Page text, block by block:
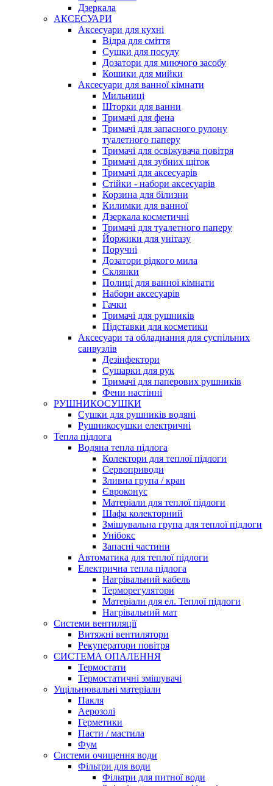
Дзеркала
АКСЕСУАРИ
Аксесуари для кухні
Відра для сміття
Сушки для посуду
Дозатори для миючого засобу
Кошики для мийки
Аксесуари для ванної кімнати
Мильниці
Шторки для ванни
Тримачі для фена
Тримачі для запасного рулону
туалетного паперу
Тримачі для освіжувача повітря
Тримачі для зубних щіток
Тримачі для аксесуарів
Стійки - набори аксесуарів
Корзина для білизни
Килимки для ванної
Дзеркала косметичні
Тримачі для туалетного паперу
Йоржики для унітазу
Поручні
Дозатори рідкого мила
Склянки
Полиці для ванної кімнати
Набори аксесуарів
Гачки
Тримачі для рушників
Підставки для косметики
Аксесуари та обладнання для суспільних
санвузлів
Дезінфектори
Сушарки для рук
Тримачі для паперових рушників
Фени настінні
РУШНИКОСУШКИ
Сушки для рушників водяні
Рушникосушки електричні
Тепла підлога
Водяна тепла підлога
Колектори для теплої підлоги
Сервоприводи
Зливна група / кран
Євроконус
Матеріали для теплої підлоги
Шафа колекторний
Змішувальна група для теплої підлоги
Унібокс
Запасні частини
Автоматика для теплої підлоги
Електрична тепла підлога
Нагрівальний кабель
Терморегулятори
Матеріали для ел. Теплої підлоги
Нагрівальний мат
Системи вентиляції
Витяжні вентилятори
Рекуператори повітря
СИСТЕМА ОПАЛЕННЯ
Термостати
Термостатичні змішувачі
Ущільнювальні матеріали
Пакля
Аерозолі
Герметики
Пасти / мастила
Фум
Системи очищення води
Фільтри для води
Фільтри для питної води